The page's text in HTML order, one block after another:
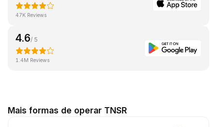
47K Reviews
4.6/ 5
1.4M Reviews
Mais formas de operar TNSR